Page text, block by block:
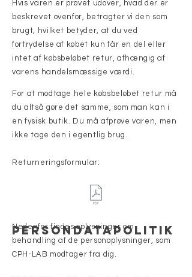
Hvis varen er prøvet udover, hvad der er
beskrevet ovenfor, betragter vi den som
brugt, hvilket betyder, at du ved
fortrydelse af købet kun får en del eller
intet af købsbeløbet retur, afhængig af
varens handelsmæssige værdi.
For at modtage hele købsbeløbet retur må
du altså gøre det samme, som man kan i
en fysisk butik. Du må afprøve varen, men
ikke tage den i egentlig brug.
Returneringsformular:
Persondatapolitik
Nedenfor findes oplysninger om
behandling af de personoplysninger, som
CPH-LAB modtager fra dig.